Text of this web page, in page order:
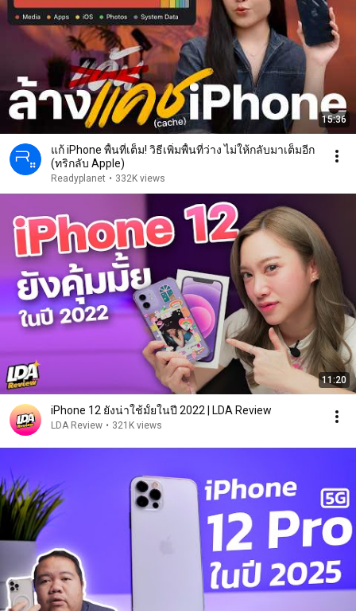
15:36
แก้ iPhone พื้นที่เต็ม! วิธีเพิ่มพื้นที่ว่าง ไม่ให้กลับมาเต็มอีก
(ทริกลับ Apple)
Readyplanet • 332K views
11:20
iPhone 12 ยังน่าใช้มั้ยในปี 2022 | LDA Review
LDA Review • 321K views